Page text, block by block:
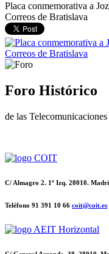
Placa conmemorativa a
Correos de Bratislava
Foro Histórico
de las Telecomunicaciones
C/ Almagro 2. 1º Izq. 28010.
Teléfono 91 391 10 66 coit@coit.es